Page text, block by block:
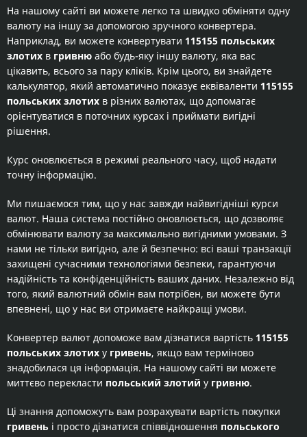
На нашому сайті ви можете легко та швидко обміняти одну
валюту на іншу за допомогою зручного конвертера.
Наприклад, ви можете конвертувати 115155 польських
злотих в гривню або будь-яку іншу валюту, яка вас
цікавить, всього за пару кліків. Крім цього, ви знайдете
калькулятор, який автоматично показує еквіваленти 115155
польських злотих в різних валютах, що допомагає
орієнтуватися в поточних курсах і приймати вигідні
рішення.
Курс оновлюється в режимі реального часу, щоб надати
точну інформацію.
Ми пишаємося тим, що у нас завжди найвигідніші курси
валют. Наша система постійно оновлюється, що дозволяє
обмінювати валюту за максимально вигідними умовами. З
нами не тільки вигідно, але й безпечно: всі ваші транзакції
захищені сучасними технологіями безпеки, гарантуючи
надійність та конфіденційність ваших даних. Незалежно від
того, який валютний обмін вам потрібен, ви можете бути
впевнені, що у нас ви отримаєте найкращі умови.
Конвертер валют допоможе вам дізнатися вартість 115155
польських злотих у гривень, якщо вам терміново
знадобилася ця інформація. На нашому сайті ви можете
миттєво перекласти польський злотий у гривню.
Ці знання допоможуть вам розрахувати вартість покупки
гривень і просто дізнатися співвідношення польського